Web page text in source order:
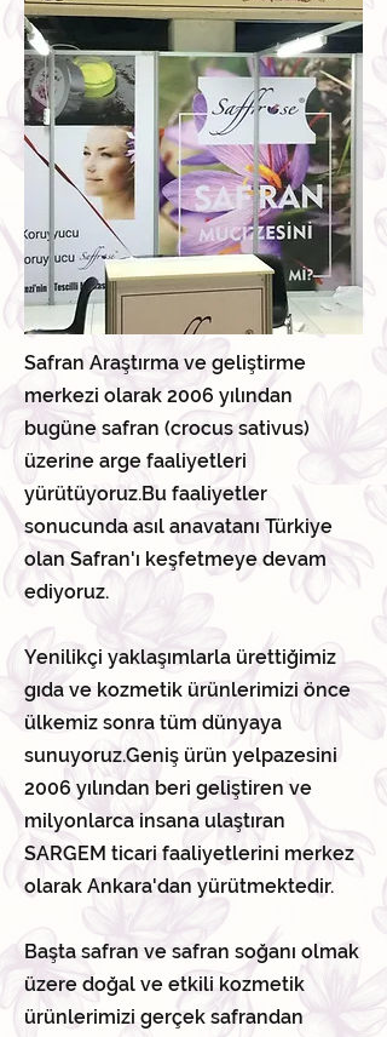
Safran Araştırma ve geliştirme
merkezi olarak 2006 yılından
bugüne safran (crocus sativus)
üzerine arge faaliyetleri
yürütüyoruz.Bu faaliyetler
sonucunda asıl anavatanı Türkiye
olan Safran'ı keşfetmeye devam
ediyoruz.
Yenilikçi yaklaşımlarla ürettiğimiz
gıda ve kozmetik ürünlerimizi önce
ülkemiz sonra tüm dünyaya
sunuyoruz.Geniş ürün yelpazesini
2006 yılından beri geliştiren ve
milyonlarca insana ulaştıran
SARGEM ticari faaliyetlerini merkez
olarak Ankara'dan yürütmektedir.
Başta safran ve safran soğanı olmak
üzere doğal ve etkili kozmetik
ürünlerimizi gerçek safrandan